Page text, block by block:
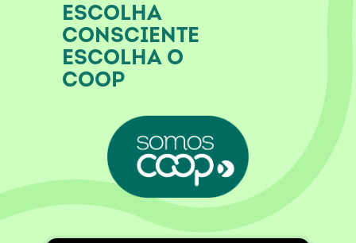
ESCOLHA
CONSCIENTE
ESCOLHA O
COOP